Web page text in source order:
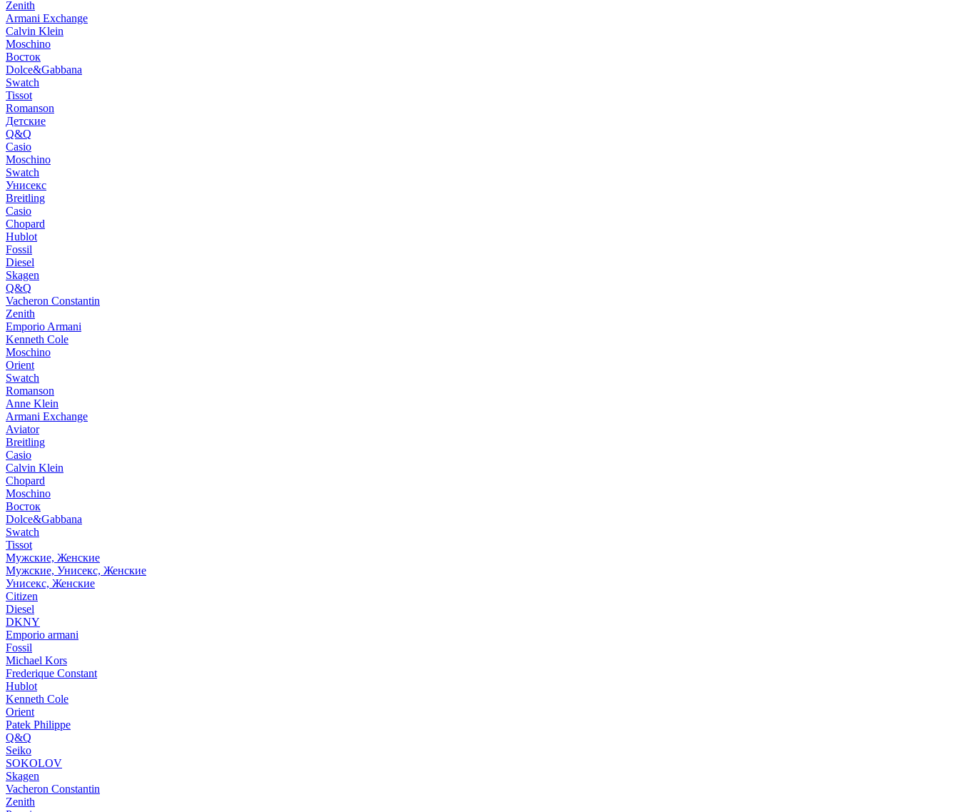
Zenith
Armani Exchange
Calvin Klein
Moschino
Восток
Dolce&Gabbana
Swatch
Tissot
Romanson
Детские
Q&Q
Casio
Moschino
Swatch
Унисекс
Breitling
Casio
Chopard
Hublot
Fossil
Diesel
Skagen
Q&Q
Vacheron Constantin
Zenith
Emporio Armani
Kenneth Cole
Moschino
Orient
Swatch
Romanson
Anne Klein
Armani Exchange
Aviator
Breitling
Casio
Calvin Klein
Chopard
Moschino
Восток
Dolce&Gabbana
Swatch
Tissot
Мужские, Женские
Мужские, Унисекс, Женские
Унисекс, Женские
Citizen
Diesel
DKNY
Emporio armani
Fossil
Michael Kors
Frederique Constant
Hublot
Kenneth Cole
Orient
Patek Philippe
Q&Q
Seiko
SOKOLOV
Skagen
Vacheron Constantin
Zenith